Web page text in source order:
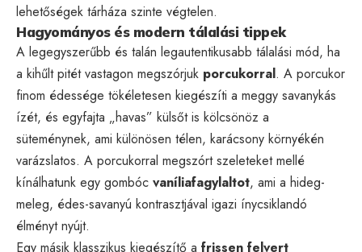
lehetőségek tárháza szinte végtelen.
Hagyományos és modern tálalási tippek
A legegyszerűbb és talán legautentikusabb tálalási mód, ha
a kihűlt pitét vastagon megszórjuk porcukorral. A porcukor
finom édessége tökéletesen kiegészíti a meggy savanykás
ízét, és egyfajta „havas” külsőt is kölcsönöz a
süteménynek, ami különösen télen, karácsony környékén
varázslatos. A porcukorral megszórt szeleteket mellé
kínálhatunk egy gombóc vaníliafagylaltot, ami a hideg-
meleg, édes-savanyú kontrasztjával igazi ínycsiklandó
élményt nyújt.
Egy másik klasszikus kiegészítő a frissen felvert